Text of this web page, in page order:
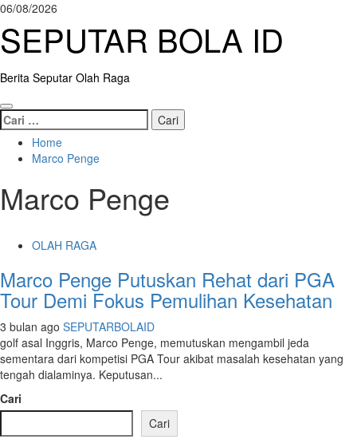
Skip
content
06/08/2026
SEPUTAR BOLA ID
Berita Seputar Olah Raga
Primary
Menu
Cari
untuk:
Home
Marco Penge
Marco Penge
OLAH RAGA
Marco Penge Putuskan Rehat dari PGA
Tour Demi Fokus Pemulihan Kesehatan
3 bulan ago SEPUTARBOLAID
golf asal Inggris, Marco Penge, memutuskan mengambil jeda
sementara dari kompetisi PGA Tour akibat masalah kesehatan yang
tengah dialaminya. Keputusan...
Cari
Cari